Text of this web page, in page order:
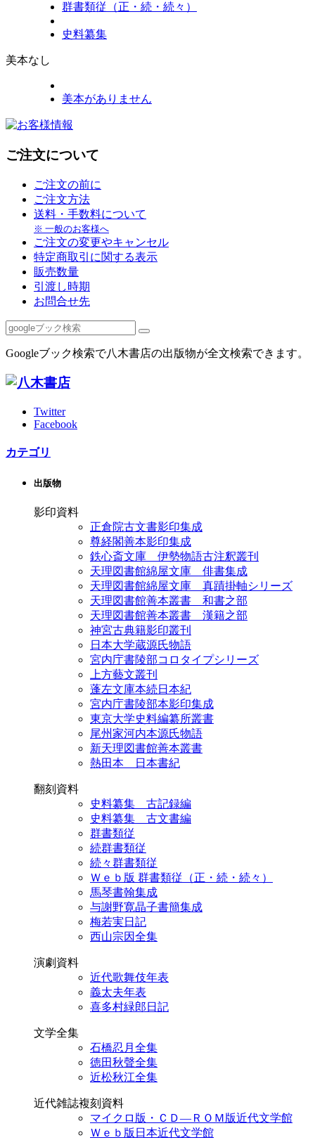
群書類従（正・続・続々）
史料纂集
美本なし
美本がありません
ご注文について
ご注文の前に
ご注文方法
送料・手数料について
※ 一般のお客様へ
ご注文の変更やキャンセル
特定商取引に関する表示
販売数量
引渡し時期
お問合せ先
Googleブック検索で八木書店の出版物が全文検索できます。
Twitter
Facebook
カテゴリ
出版物
影印資料
正倉院古文書影印集成
尊経閣善本影印集成
鉄心斎文庫 伊勢物語古注釈叢刊
天理図書館綿屋文庫 俳書集成
天理図書館綿屋文庫 真蹟掛軸シリーズ
天理図書館善本叢書 和書之部
天理図書館善本叢書 漢籍之部
神宮古典籍影印叢刊
日本大学蔵源氏物語
宮内庁書陵部コロタイプシリーズ
上方藝文叢刊
蓬左文庫本続日本紀
宮内庁書陵部本影印集成
東京大学史料編纂所叢書
尾州家河内本源氏物語
新天理図書館善本叢書
熱田本 日本書紀
翻刻資料
史料纂集 古記録編
史料纂集 古文書編
群書類従
続群書類従
続々群書類従
Ｗｅｂ版 群書類従（正・続・続々）
馬琴書翰集成
与謝野寛晶子書簡集成
梅若実日記
西山宗因全集
演劇資料
近代歌舞伎年表
義太夫年表
喜多村緑郎日記
文学全集
石橋忍月全集
徳田秋聲全集
近松秋江全集
近代雑誌複刻資料
マイクロ版・ＣＤ―ＲＯＭ版近代文学館
Ｗｅｂ版日本近代文学館